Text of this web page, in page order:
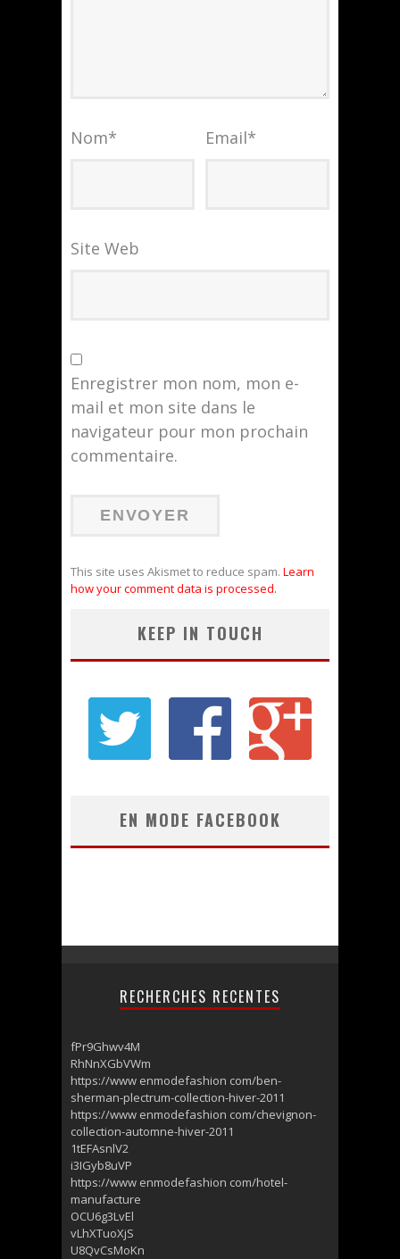
Nom* Email*
Site Web
Enregistrer mon nom, mon e-
mail et mon site dans le
navigateur pour mon prochain
commentaire.
This site uses Akismet to reduce spam. Learn
how your comment data is processed.
KEEP IN TOUCH
EN MODE FACEBOOK
RECHERCHES RECENTES
fPr9Ghwv4M
RhNnXGbVWm
https://www enmodefashion com/ben-
sherman-plectrum-collection-hiver-2011
https://www enmodefashion com/chevignon-
collection-automne-hiver-2011
1tEFAsnlV2
i3IGyb8uVP
https://www enmodefashion com/hotel-
manufacture
OCU6g3LvEl
vLhXTuoXjS
U8QvCsMoKn